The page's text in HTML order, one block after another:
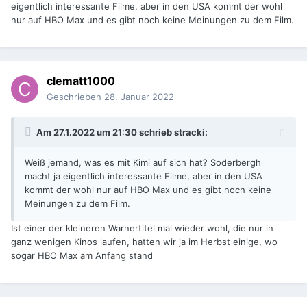
eigentlich interessante Filme, aber in den USA kommt der wohl
nur auf HBO Max und es gibt noch keine Meinungen zu dem Film.
clematt1000
Geschrieben 28. Januar 2022
Am 27.1.2022 um 21:30 schriebstracki:
Weiß jemand, was es mit Kimi auf sich hat? Soderbergh
macht ja eigentlich interessante Filme, aber in den USA
kommt der wohl nur auf HBO Max und es gibt noch keine
Meinungen zu dem Film.
Ist einer der kleineren Warnertitel mal wieder wohl, die nur in
ganz wenigen Kinos laufen, hatten wir ja im Herbst einige, wo
sogar HBO Max am Anfang stand